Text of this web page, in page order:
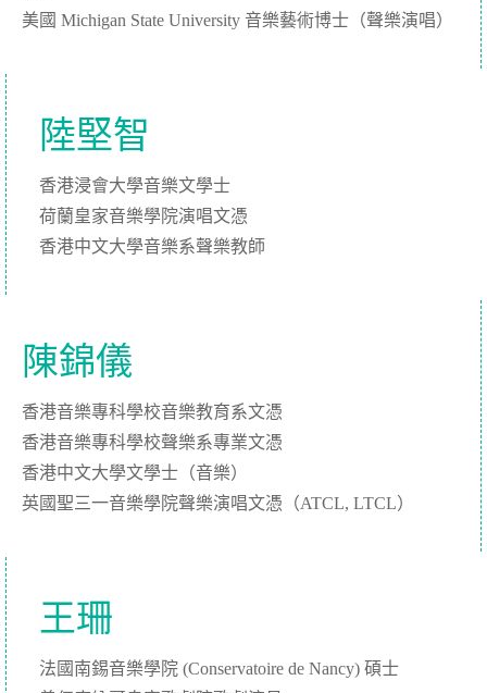
美國 Michigan State University 音樂藝術博士（聲樂演唱）
陸堅智
香港浸會大學音樂文學士
荷蘭皇家音樂學院演唱文憑
香港中文大學音樂系聲樂教師
陳錦儀
香港音樂專科學校音樂教育系文憑
香港音樂專科學校聲樂系專業文憑
香港中文大學文學士（音樂）
英國聖三一音樂學院聲樂演唱文憑（ATCL, LTCL）
王珊
法國南錫音樂學院 (Conservatoire de Nancy) 碩士